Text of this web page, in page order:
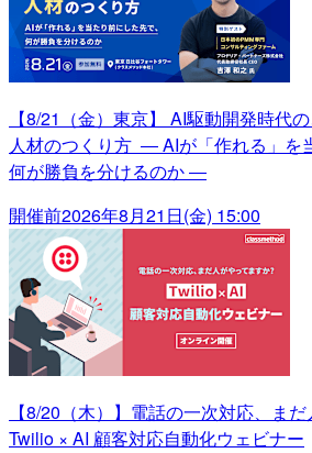
【8/21（金）東京】 AI駆動開発時代
人材のつくり方 ― AIが「作れる」を
何が勝負を分けるのか ―
開催前2026年8月21日(金) 15:00
【8/20（木）】電話の一次対応、ま
Twilio × AI 顧客対応自動化ウェビナー